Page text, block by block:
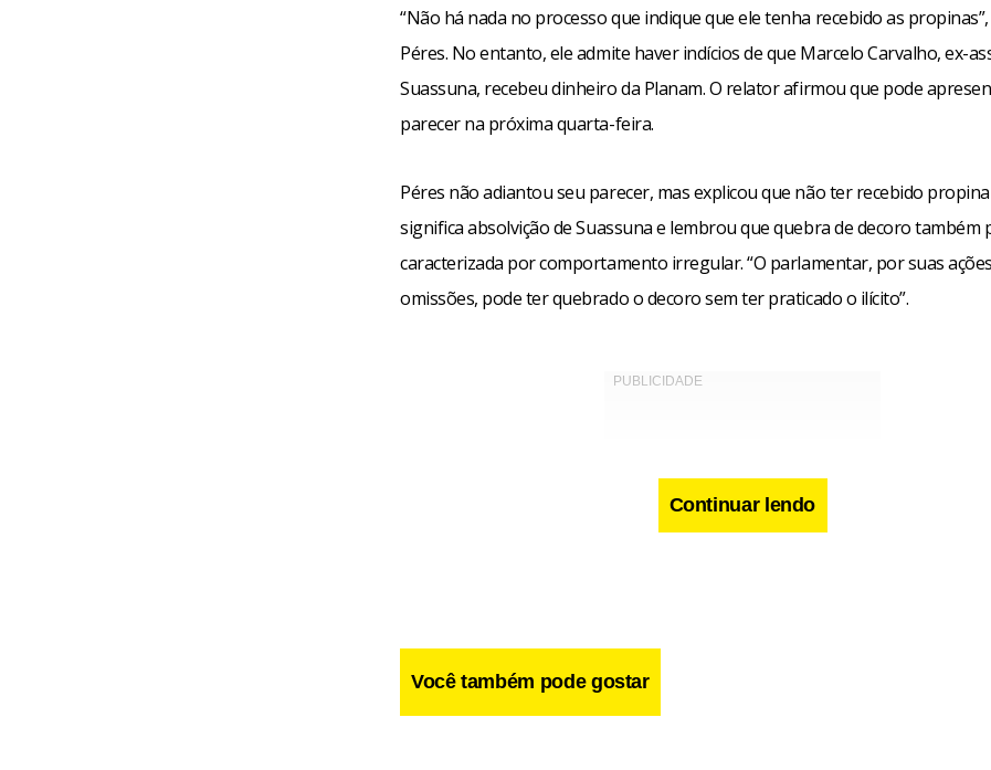
“Não há nada no processo que indique que ele tenha recebido as
Péres. No entanto, ele admite haver indícios de que Marcelo Carvalho, ex-
Suassuna, recebeu dinheiro da Planam. O relator afirmou que pode
parecer na próxima quarta-feira.
Péres não adiantou seu parecer, mas explicou que não ter recebido
significa absolvição de Suassuna e lembrou que quebra de decoro também
caracterizada por comportamento irregular. “O parlamentar, por suas
omissões, pode ter quebrado o decoro sem ter praticado o ilícito”.
Continuar lendo
Você também pode gostar